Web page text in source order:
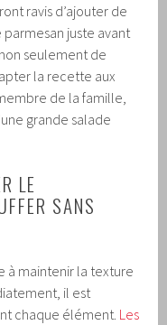
ravis d’ajouter de
juste avant
seulement de
la recette aux
de la famille,
grande salade
LE
SANS
à maintenir la texture
il est
chaque élément. Les